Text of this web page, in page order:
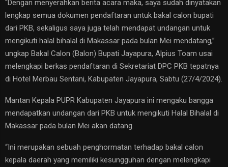
“Dengan menyerahkan berita acara maka, saya sudah dinyatakan
lengkap semua dokumen pendaftaran untuk bakal calon bupati
dari PKB, sekaligus saya juga telah mendapat undangan untuk
mengikuti halal bihalal di Makassar pada bulan Mei mendatang,”
ungkap Bakal Calon (Balon) Bupati Jayapura, Alpius Toam usai
melengkapi berkas pendaftaran di Sekretariat DPC PKB tepatnya
di Hotel Merbau Sentani, Kabupaten Jayapura, Sabtu (27/4/2024).
Mantan Kepala PUPR Kabupaten Jayapura ini mengaku bangga
mendapatkan undangan dari PKB untuk mengikuti Halal Bihalal di
Makassar pada bulan Mei akan datang.
“Ini merupakan sebuah penghormatan terhadap bakal calon
kepala daerah yang memiliki kesungguhan dengan melengkapi